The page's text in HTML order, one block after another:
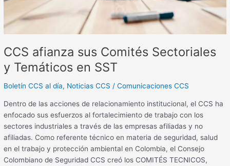
CCS afianza sus Comités Sectoriales
y Temáticos en SST
Boletín CCS al día, Noticias CCS /Comunicaciones CCS
Dentro de las acciones de relacionamiento institucional, el CCS ha
enfocado sus esfuerzos al fortalecimiento de trabajo con los
sectores industriales a través de las empresas afiliadas y no
afiliadas. Como referente técnico en materia de seguridad, salud
en el trabajo y protección ambiental en Colombia, el Consejo
Colombiano de Seguridad CCS creó los COMITÉS TECNICOS,